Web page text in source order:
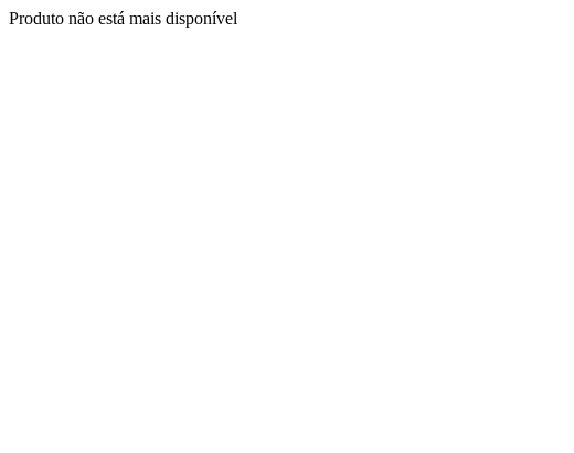
Produto não está mais disponível